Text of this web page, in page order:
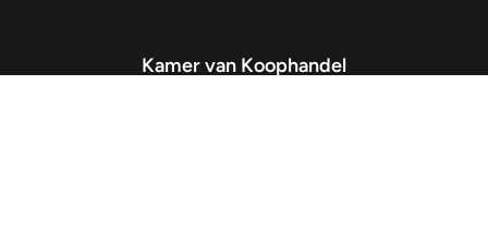
Kamer van Koophandel